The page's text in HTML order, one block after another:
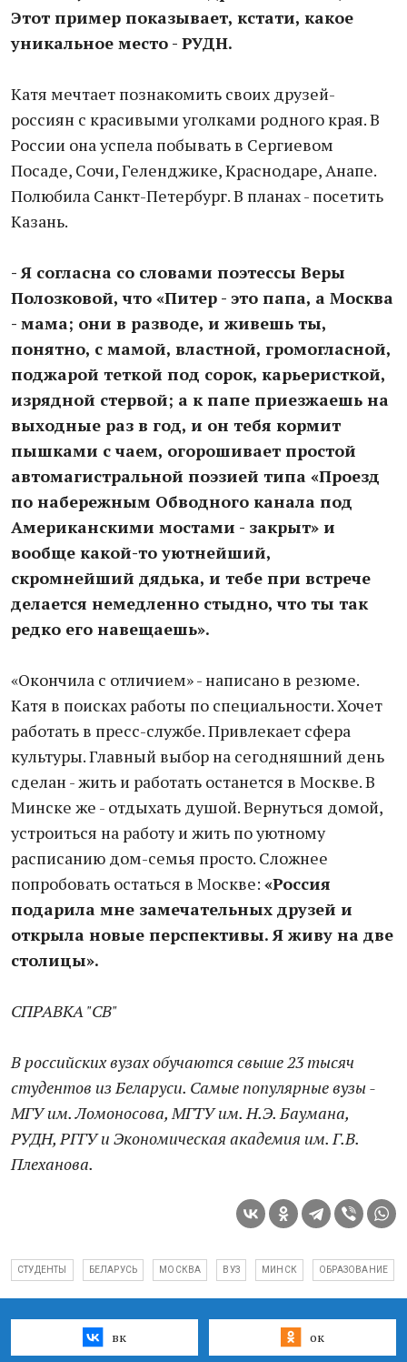
Этот пример показывает, кстати, какое
уникальное место - РУДН.
Катя мечтает познакомить своих друзей-
россиян с красивыми уголками родного края. В
России она успела побывать в Сергиевом
Посаде, Сочи, Геленджике, Краснодаре, Анапе.
Полюбила Санкт-Петербург. В планах - посетить
Казань.
- Я согласна со словами поэтессы Веры
Полозковой, что «Питер - это папа, а Москва
- мама; они в разводе, и живешь ты,
понятно, с мамой, властной, громогласной,
поджарой теткой под сорок, карьеристкой,
изрядной стервой; а к папе приезжаешь на
выходные раз в год, и он тебя кормит
пышками с чаем, огорошивает простой
автомагистральной поэзией типа «Проезд
по набережным Обводного канала под
Американскими мостами - закрыт» и
вообще какой-то уютнейший,
скромнейший дядька, и тебе при встрече
делается немедленно стыдно, что ты так
редко его навещаешь».
«Окончила с отличием» - написано в резюме.
Катя в поисках работы по специальности. Хочет
работать в пресс-службе. Привлекает сфера
культуры. Главный выбор на сегодняшний день
сделан - жить и работать останется в Москве. В
Минске же - отдыхать душой. Вернуться домой,
устроиться на работу и жить по уютному
расписанию дом-семья просто. Сложнее
попробовать остаться в Москве: «Россия
подарила мне замечательных друзей и
открыла новые перспективы. Я живу на две
столицы».
СПРАВКА "СВ"
В российских вузах обучаются свыше 23 тысяч
студентов из Беларуси. Самые популярные вузы -
МГУ им. Ломоносова, МГТУ им. Н.Э. Баумана,
РУДН, РГГУ и Экономическая академия им. Г.В.
Плеханова.
СТУДЕНТЫ БЕЛАРУСЬ МОСКВА ВУЗ МИНСК ОБРАЗОВАНИЕ
вк ок